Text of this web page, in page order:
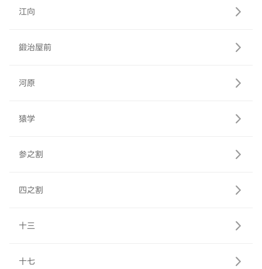
江向
鍛治屋前
河原
猿学
参之割
四之割
十三
十七